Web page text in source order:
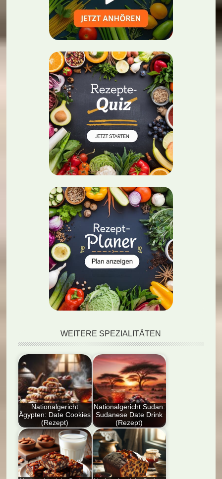
WEITERE SPEZIALITÄTEN
Nationalgericht
Ägypten: Date Cookies
(Rezept)
Dieser Artikel bietet
ein detailliertes Rezept
für ägyptische Date
Cookies,…
Nationalgericht Sudan:
Sudanese Date Drink
(Rezept)
Dieser Blog-Artikel
bietet ein detailliertes
Rezept für den
Sudanese Date…